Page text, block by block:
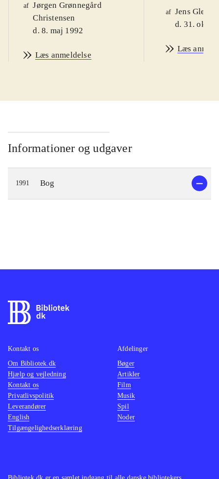
af Jørgen Grønnegård
Christensen
d. 8. maj 1992
Læs anmeldelse
af Jens
d. 31. okt.
Læs
Informationer og udgaver
1991 Bog
Kontakt os
Om Bibliotek.dk
Hjælp og vejledning
Kontakt os
Privatlivspolitik
Leverandører
English
Tilgængelighedserklæring
Afdelinger
Bøger
Artikler
Film
Musik
Spil
Noder